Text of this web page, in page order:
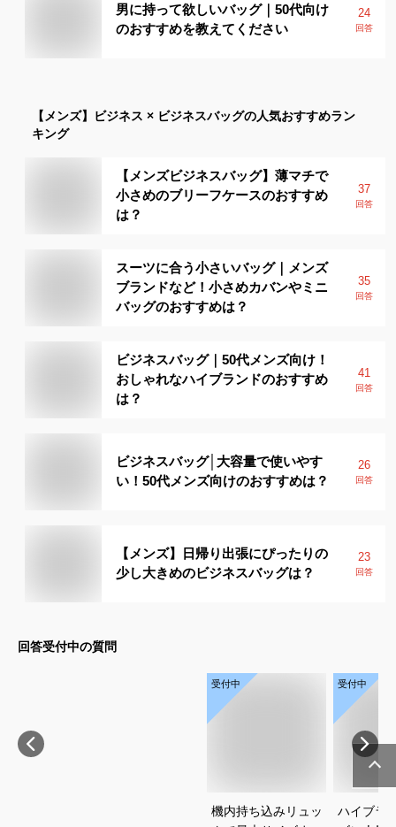
男に持って欲しいバッグ｜50代向け
のおすすめを教えてください
24
回答
【メンズ】 ビジネス × ビジネスバッグの人気おすすめラン
キング
【メンズビジネスバッグ】薄マチで
小さめのブリーフケースのおすすめ
は？
37
回答
スーツに合う小さいバッグ｜メンズ
ブランドなど！小さめカバンやミニ
バッグのおすすめは？
35
回答
ビジネスバッグ｜50代メンズ向け！
おしゃれなハイブランドのおすすめ
は？
41
回答
ビジネスバッグ│大容量で使いやす
い！50代メンズ向けのおすすめは？
26
回答
【メンズ】日帰り出張にぴったりの
少し大きめのビジネスバッグは？
23
回答
回答受付中の質問
受付中
機内持ち込みリュッ
受付中
ハイブラ